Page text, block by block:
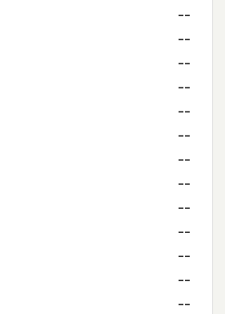
--
--
--
--
--
--
--
--
--
--
--
--
--